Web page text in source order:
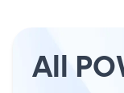
All